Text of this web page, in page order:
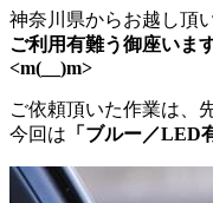
神奈川県からお越し頂
ご利用有難う御座いま
<m(__)m>
ご依頼頂いた作業は、
今回は 「ブルー／LED